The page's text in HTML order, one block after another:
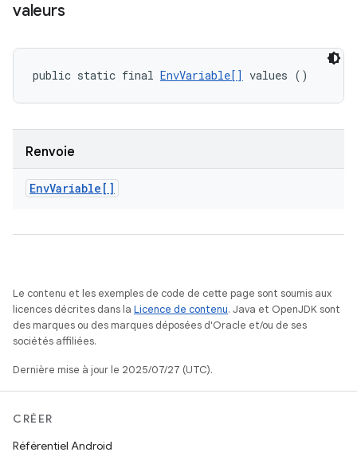
valeurs
public static final EnvVariable[] values ()
Renvoie
EnvVariable[]
Le contenu et les exemples de code de cette page sont soumis aux
licences décrites dans la Licence de contenu. Java et OpenJDK sont
des marques ou des marques déposées d'Oracle et/ou de ses
sociétés affiliées.
Dernière mise à jour le 2025/07/27 (UTC).
CRÉER
Référentiel Android